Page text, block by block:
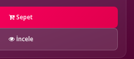
Sepet
İncele